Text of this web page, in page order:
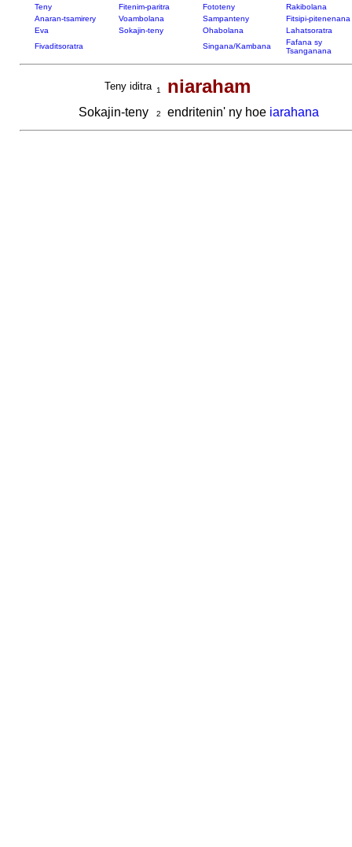
Teny Fitenim-paritra Fototeny
Rakibolana
Anaran-tsamirery
Voambolana Sampanteny
Fitsipi-pitenenana
Eva
Sokajin-teny Ohabolana
Lahatsoratra
Fivaditsoratra
Singana/Kambana
Fafana sy
Tsanganana
Teny iditra 1 niaraham
Sokajin-teny 2 endritenin' ny hoe iarahana